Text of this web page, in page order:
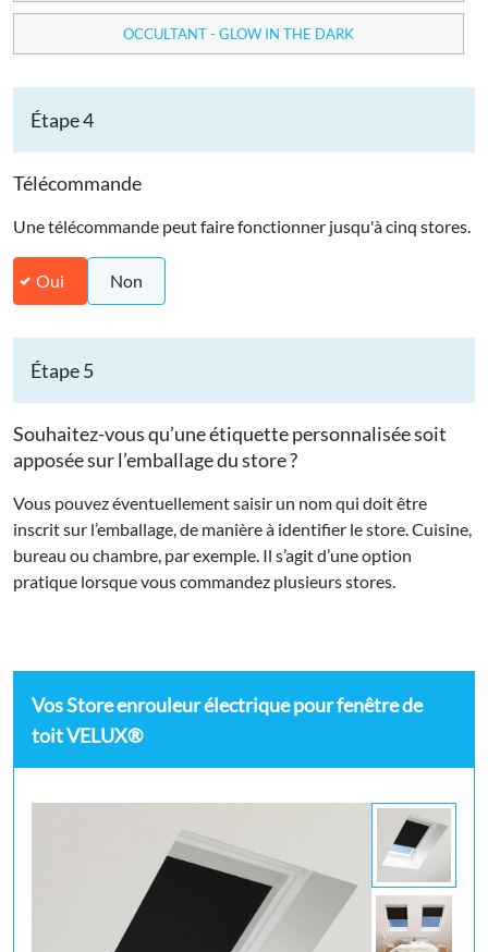
OCCULTANT - GLOW IN THE DARK
Étape 4
Télécommande
Une télécommande peut faire fonctionner jusqu'à cinq stores.
Oui Non
Étape 5
Souhaitez-vous qu’une étiquette personnalisée soit
apposée sur l’emballage du store ?
Vous pouvez éventuellement saisir un nom qui doit être
inscrit sur l’emballage, de manière à identifier le store. Cuisine,
bureau ou chambre, par exemple. Il s’agit d’une option
pratique lorsque vous commandez plusieurs stores.
Vos Store enrouleur électrique pour fenêtre de
toit VELUX®